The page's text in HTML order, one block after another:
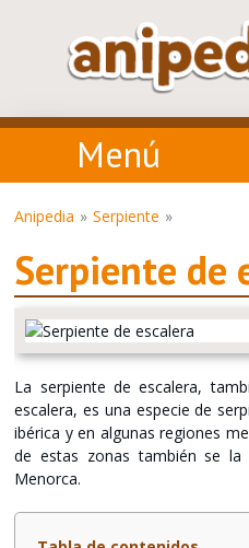
Menú
Anipedia Serpiente
Serpiente de
La serpiente de escalera,
escalera, es una especie de
ibérica y en algunas regiones
de estas zonas también se
Menorca.